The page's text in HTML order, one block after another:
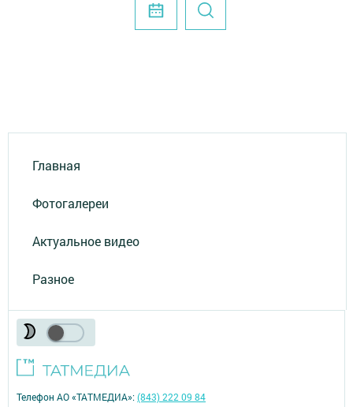
Главная
Фотогалереи
Актуальное видео
Разное
Телефон АО «ТАТМЕДИА»:(843) 222 09 84